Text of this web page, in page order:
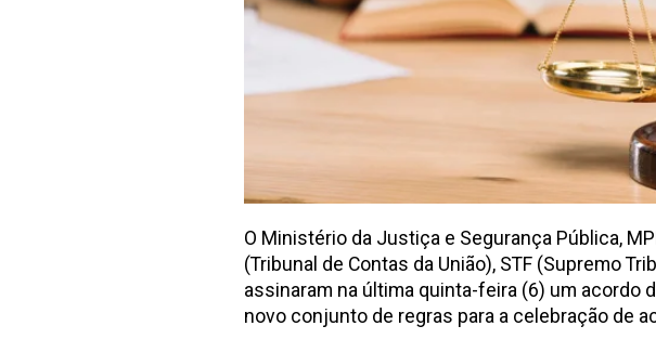
O Ministério da Justiça e Segurança Pública,
(Tribunal de Contas da União), STF (Supremo
assinaram na última quinta-feira (6) um acordo
novo conjunto de regras para a celebração de